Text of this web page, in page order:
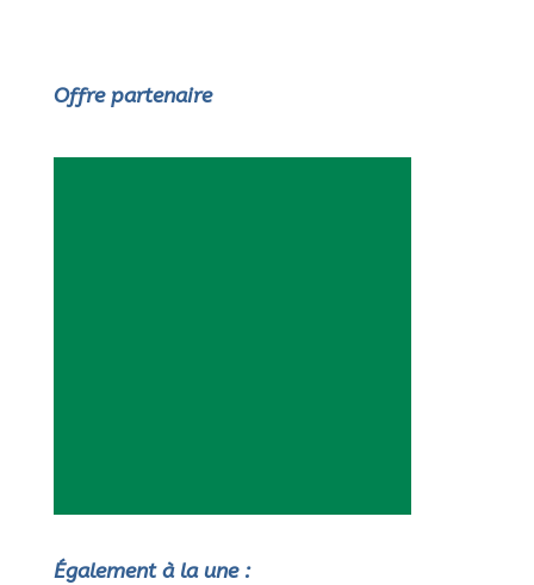
Offre partenaire
Également à la une :